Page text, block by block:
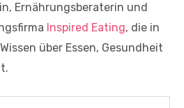
Ernährungsberaterin und
Inspired Eating, die in
über Essen, Gesundheit